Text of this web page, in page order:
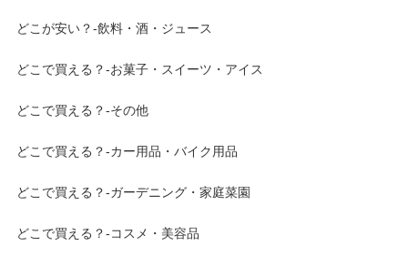
どこが安い？-飲料・酒・ジュース
どこで買える？-お菓子・スイーツ・アイス
どこで買える？-その他
どこで買える？-カー用品・バイク用品
どこで買える？-ガーデニング・家庭菜園
どこで買える？-コスメ・美容品